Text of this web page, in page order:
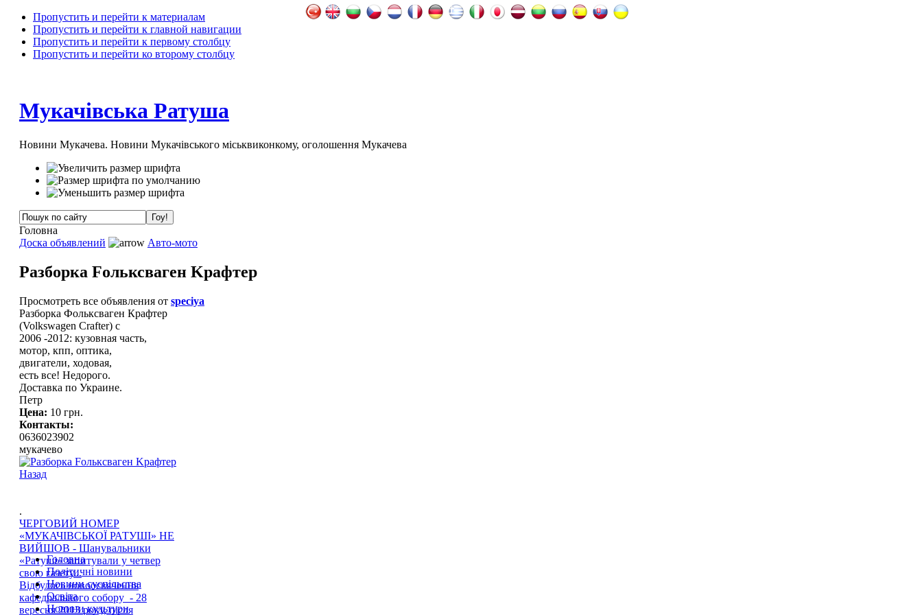
Пропустить и перейти к материалам
Пропустить и перейти к главной навигации
Пропустить и перейти к первому столбцу
Пропустить и перейти ко второму столбцу
Мукачівська Ратуша
Новини Мукачева. Новини Мукачівського міськвиконкому, оголошення Мукачева
Головна
Доска объявлений
Авто-мото
Pазборка Fольксваген Kрафтер
Просмотреть все объявления от speciya
Разборка Фольксваген Крафтер
(Volkswagen Crafter) с
2006 -2012: кузовная часть,
мотор, кпп, оптика,
двигатели, ходовая,
есть все! Недорого.
Доставка по Украине.
Петр
Цена: 10 грн.
Контакты:
0636023902
мукачево
Назад
.
ЧЕРГОВИЙ НОМЕР
«МУКАЧІВСЬКОЇ РАТУШІ» НЕ
ВИЙШОВ - Шанувальники
«Ратуші» запитували у четвер
свою газету...
Відбулось новоосвячення
кафедрального собору - 28
вересня 2013 року, після
Головна
Політичні новини
Новини суспільства
Освіта
Новини культури